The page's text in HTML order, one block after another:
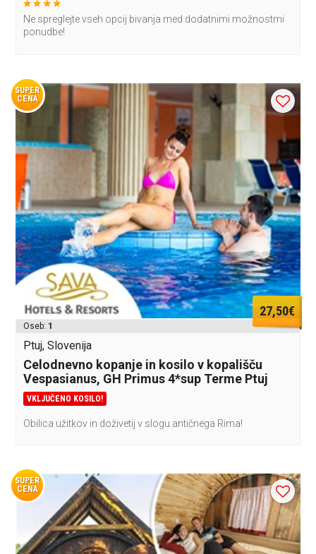
Ne spreglejte vseh opcij bivanja med dodatnimi možnostmi
ponudbe!
SUPER
CENA
27,50€
Oseb: 1
Ptuj, Slovenija
Celodnevno kopanje in kosilo v kopališču
Vespasianus, GH Primus 4*sup Terme Ptuj
VKLJUČENO KOSILO!
Obilica užitkov in doživetij v slogu antičnega Rima!
SUPER
CENA